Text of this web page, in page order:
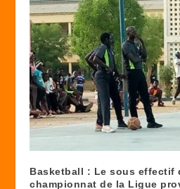
Basketball : Le sous effectif
championnat de la Ligue